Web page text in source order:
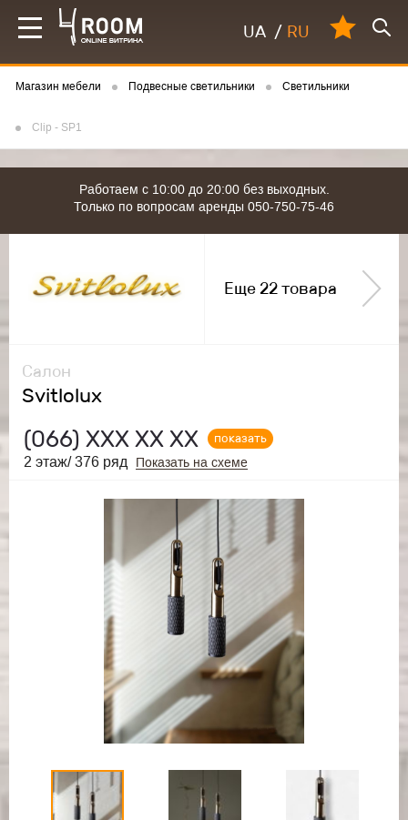
UA / RU
Магазин мебели Подвесные светильники Светильники
Clip - SP1
Работаем с 10:00 до 20:00 без выходных.
Только по вопросам аренды 050-750-75-46
Салон
Svitlolux
(066) ХХХ ХХ ХХ
показать
2 этаж/ 376 ряд
Показать на схеме
Еще 22 товара